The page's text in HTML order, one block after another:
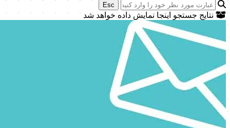
Esc
نتایج جستجو اینجا نمایش داده خواهد شد